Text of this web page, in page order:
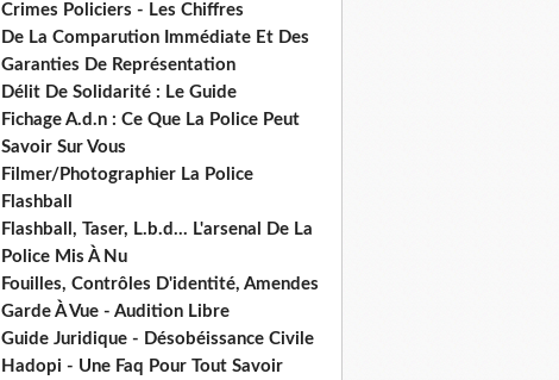
Crimes Policiers - Les Chiffres
De La Comparution Immédiate Et Des
Garanties De Représentation
Délit De Solidarité : Le Guide
Fichage A.d.n : Ce Que La Police Peut
Savoir Sur Vous
Filmer/Photographier La Police
Flashball
Flashball, Taser, L.b.d... L'arsenal De La
Police Mis À Nu
Fouilles, Contrôles D'identité, Amendes
Garde À Vue - Audition Libre
Guide Juridique - Désobéissance Civile
Hadopi - Une Faq Pour Tout Savoir